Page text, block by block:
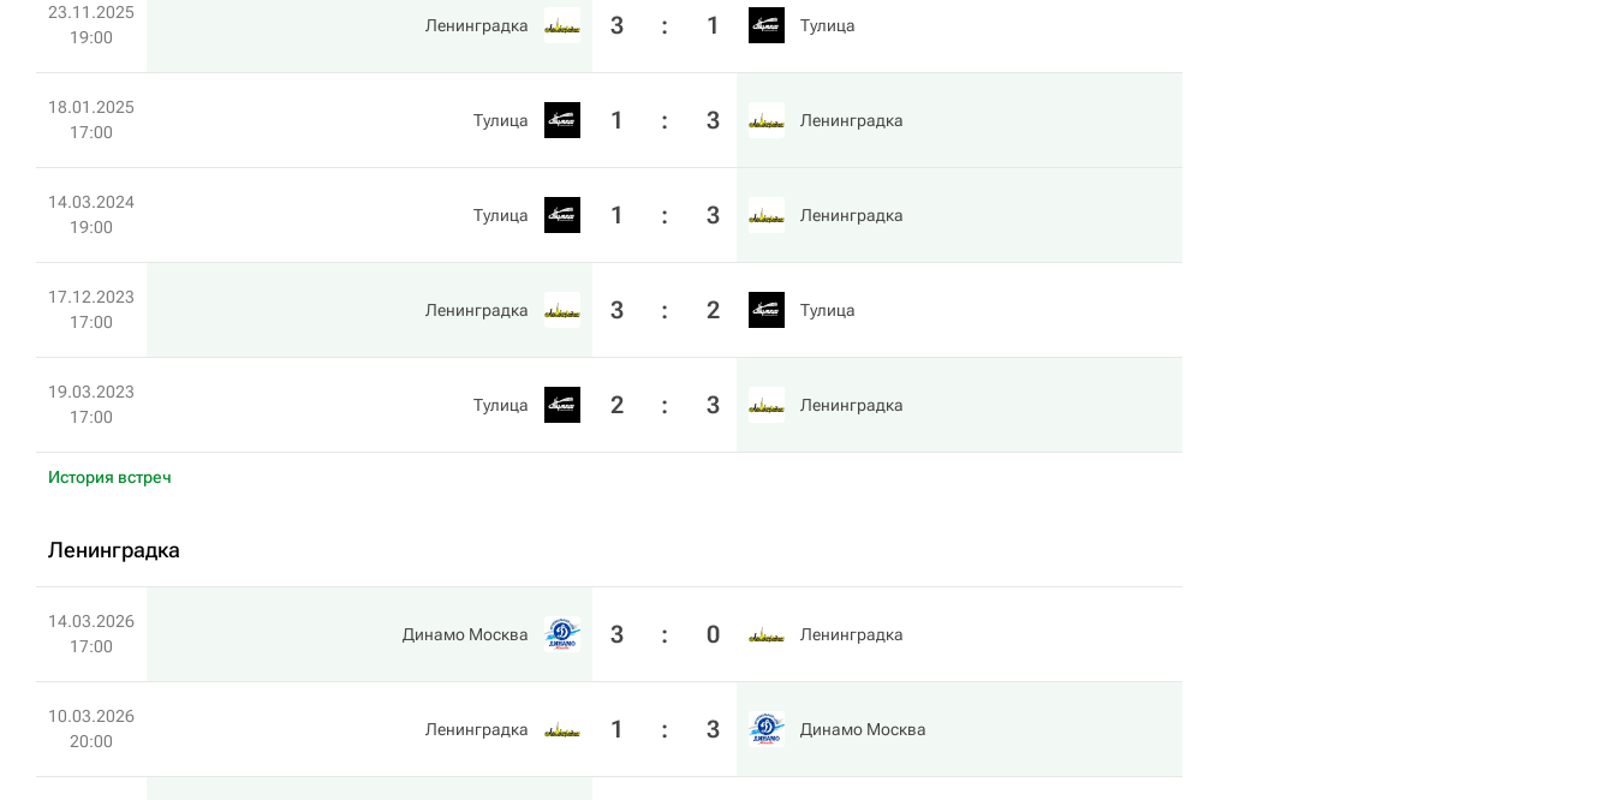
23.11.2025
19:00
Ленинградка 3 : 1 Тулица
18.01.2025
17:00
Тулица 1 : 3 Ленинградка
14.03.2024
19:00
Тулица 1 : 3 Ленинградка
17.12.2023
17:00
Ленинградка 3 : 2 Тулица
19.03.2023
17:00
Тулица 2 : 3 Ленинградка
История встреч
Ленинградка
14.03.2026
17:00
Динамо Москва 3 : 0 Ленинградка
10.03.2026
20:00
Ленинградка 1 : 3 Динамо Москва